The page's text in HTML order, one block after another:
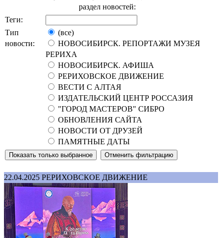
раздел новостей:
Теги:
Тип
новости:
(все)
НОВОСИБИРСК. РЕПОРТАЖИ МУЗЕЯ
РЕРИХА
НОВОСИБИРСК. АФИША
РЕРИХОВСКОЕ ДВИЖЕНИЕ
ВЕСТИ С АЛТАЯ
ИЗДАТЕЛЬСКИЙ ЦЕНТР РОССАЗИЯ
"ГОРОД МАСТЕРОВ" СИБРО
ОБНОВЛЕНИЯ САЙТА
НОВОСТИ ОТ ДРУЗЕЙ
ПАМЯТНЫЕ ДАТЫ
22.04.2025 РЕРИХОВСКОЕ ДВИЖЕНИЕ